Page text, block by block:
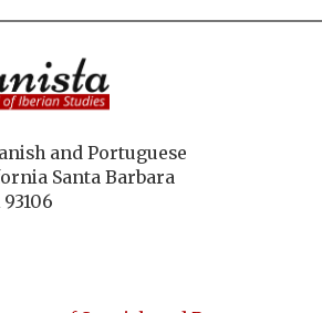
and Portuguese
Santa Barbara